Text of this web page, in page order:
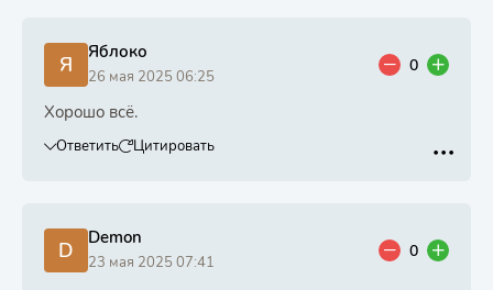
Я Яблоко
26 мая 2025 06:25
0
Хорошо всё.
Ответить Цитировать
D Demon
23 мая 2025 07:41
0